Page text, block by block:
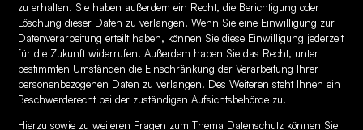
zu erhalten. Sie haben außerdem ein Recht, die Berichtigung oder
Löschung dieser Daten zu verlangen. Wenn Sie eine Einwilligung zur
Datenverarbeitung erteilt haben, können Sie diese Einwilligung jederzeit
für die Zukunft widerrufen. Außerdem haben Sie das Recht, unter
bestimmten Umständen die Einschränkung der Verarbeitung Ihrer
personenbezogenen Daten zu verlangen. Des Weiteren steht Ihnen ein
Beschwerderecht bei der zuständigen Aufsichtsbehörde zu.
Hierzu sowie zu weiteren Fragen zum Thema Datenschutz können Sie